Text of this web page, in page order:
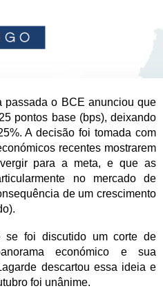
passada o BCE anunciou que
pontos base (bps), deixando
A decisão foi tomada com
recentes mostrarem
para a meta, e que as
no mercado de
de um crescimento
se foi discutido um corte de
económico e sua
descartou essa ideia e
foi unânime.